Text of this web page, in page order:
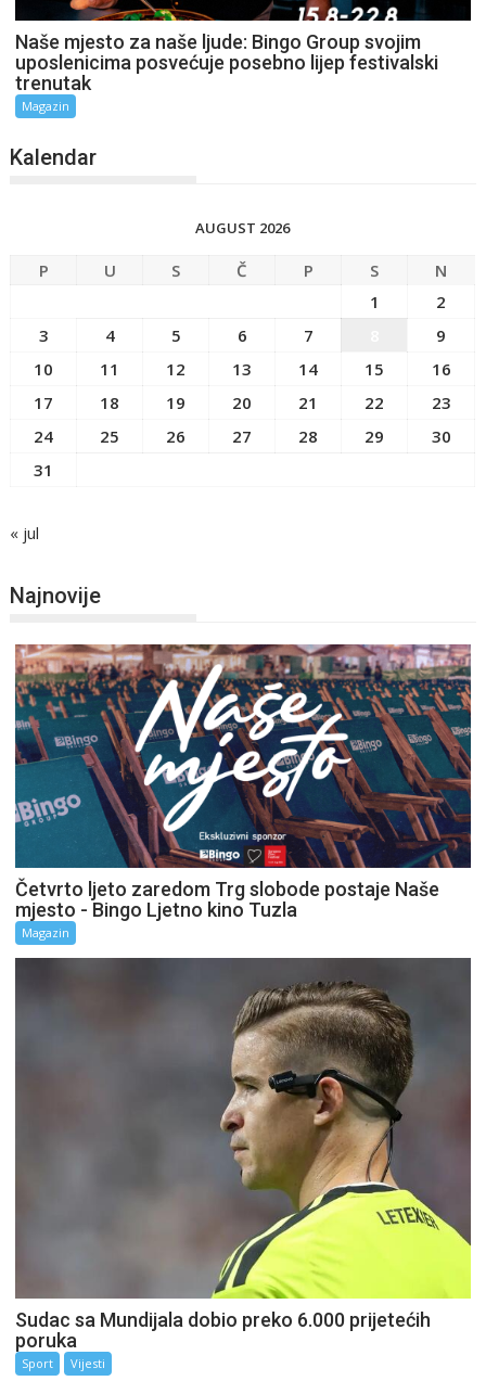
Naše mjesto za naše ljude: Bingo Group svojim
uposlenicima posvećuje posebno lijep festivalski
trenutak
Magazin
Kalendar
AUGUST 2026
P U S Č P S
N
1
2
3
4 5 6 7
9
10
11 12 13 14 15
16
17
18 19 20 21 22
23
24
25 26 27 28 29
30
31
« jul
Najnovije
Četvrto ljeto zaredom Trg slobode postaje Naše
mjesto - Bingo Ljetno kino Tuzla
Magazin
Sudac sa Mundijala dobio preko 6.000 prijetećih
poruka
Sport Vijesti